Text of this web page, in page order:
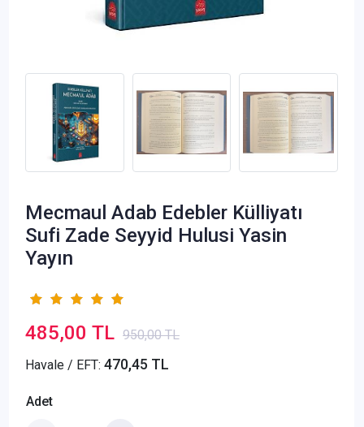
Mecmaul Adab Edebler Külliyatı
Sufi Zade Seyyid Hulusi Yasin
Yayın
485,00 TL 950,00 TL
Havale / EFT: 470,45 TL
Adet